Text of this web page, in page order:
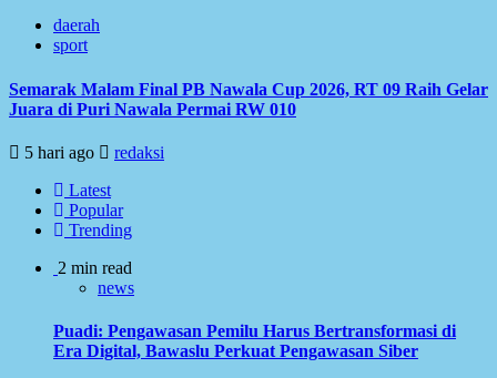
daerah
sport
Semarak Malam Final PB Nawala Cup 2026, RT 09 Raih Gelar
Juara di Puri Nawala Permai RW 010
5 hari ago
redaksi
Latest
Popular
Trending
2 min read
news
Puadi: Pengawasan Pemilu Harus Bertransformasi di
Era Digital, Bawaslu Perkuat Pengawasan Siber